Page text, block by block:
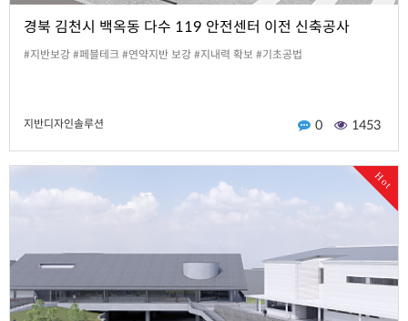
경북 김천시 백옥동 다수 119 안전센터 이전 신축공사
#지반보강 #페블테크 #연약지반 보강 #지내력 확보 #기초공법
지반디자인솔루션 0 1453
Hot